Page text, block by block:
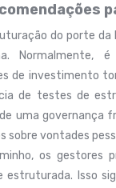
do porte da
Normalmente,
de investimento
de testes de
uma governança
sobre vontades
os gestores
estruturada. Isso